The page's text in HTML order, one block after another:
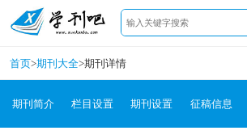
首页>期刊大全>期刊详情
期刊简介 栏目设置 期刊设置 征稿信息